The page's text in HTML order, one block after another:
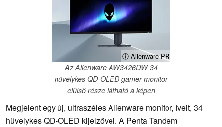
ⓘ Alienware PR
Az Alienware AW3426DW 34
hüvelykes QD-OLED gamer monitor
elülső része látható a képen
Megjelent egy új, ultraszéles Alienware monitor, ívelt, 34
hüvelykes QD-OLED kijelzővel. A Penta Tandem